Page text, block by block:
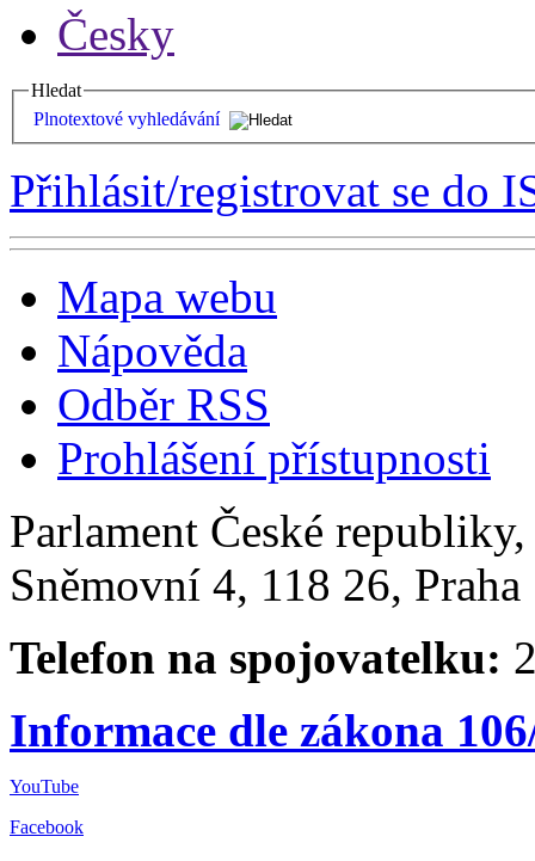
Česky
Hledat
Plnotextové vyhledávání
Přihlásit/registrovat se do
Mapa webu
Nápověda
Odběr RSS
Prohlášení přístupnosti
Parlament České
Sněmovní 4, 118 26,
Telefon na spojovatelku:
Informace dle zákona
YouTube
Facebook